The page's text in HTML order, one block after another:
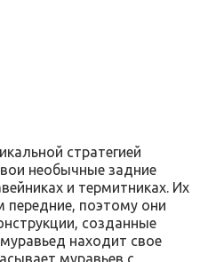
стратегией
необычные задние
и термитниках. Их
поэтому они
созданные
находит свое
муравьев с